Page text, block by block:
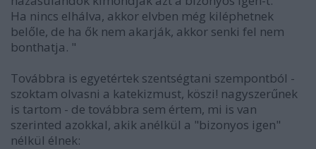
Ha nincs elhálva, akkor elvben még kiléphetnek
belőle, de ha ők nem akarják, akkor senki fel nem
bonthatja. "
Továbbra is egyetértek szentségtani szempontból -
szoktam olvasni a katekizmust, köszi! nagyszerűnek
is tartom - de továbbra sem értem, mi is van
szerinted azokkal, akik anélkül a "bizonyos igen"
nélkül élnek: